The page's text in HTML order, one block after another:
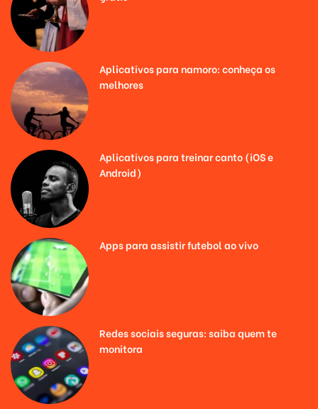
Aplicativos para namoro: conheça os
melhores
Aplicativos para treinar canto (iOS e
Android)
Apps para assistir futebol ao vivo
Redes sociais seguras: saiba quem te
monitora